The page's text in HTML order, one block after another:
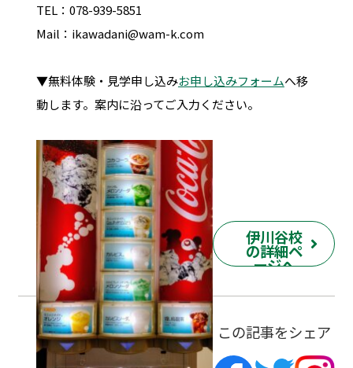
TEL：078-939-5851
Mail：ikawadani@wam-k.com
▼無料体験・見学申し込みお申し込みフォームへ移
動します。案内に沿ってご入力ください。
伊川谷校
の詳細ペ
ージへ
この記事をシェア